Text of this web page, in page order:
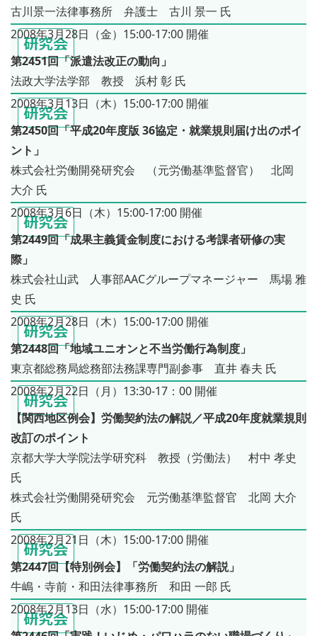
古川景一法律事務所 弁護士 古川 景一 氏
2008年3月28日（金）15:00-17:00 開催
第2451回「派遣法改正の動向」
法政大学法学部 教授 浜村 彰 氏
2008年3月13日（木）15:00-17:00 開催
第2450回「平成20年度版 36協定・就業規則届け出のポイ
ント」
株式会社労働開発研究会 （元労働基準監督官） 北岡
大介 氏
2008年3月6日（木）15:00-17:00 開催
第2449回「成果主義賃金制度における考課者研修の実
際」
株式会社山武 人事部AACグループマネージャー 馬場 雅
史 氏
2008年2月28日（木）15:00-17:00 開催
第2448回「地域ユニオンと不当労働行為制度」
東京都総務局総務部法務課専門副参事 直井 春夫 氏
2008年2月22日（月）13:30-17：00 開催
【関西地区例会】労働契約法の解説／平成20年度就業規則
改訂のポイント
京都大学大学院法学研究科 教授（労働法） 村中 孝史
氏
株式会社労働開発研究会 元労働基準監督官 北岡 大介
氏
2008年2月21日（木）15:00-17:00 開催
第2447回【特別例会】「労働契約法の解説」
牛嶋・寺前・和田法律事務所 和田 一郎 氏
2008年2月13日（水）15:00-17:00 開催